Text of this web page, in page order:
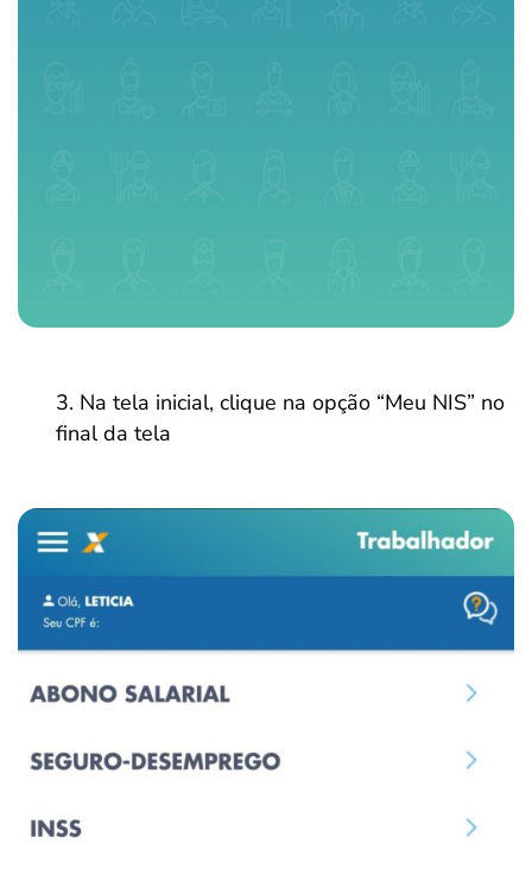
Na tela inicial, clique na opção “Meu NIS” no
final da tela